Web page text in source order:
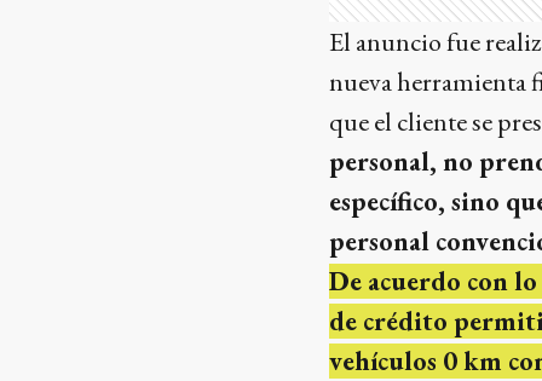
El anuncio fue
nueva herramienta
que el cliente se
personal, no
específico, sino
personal
De acuerdo con
de crédito
vehículos 0 km